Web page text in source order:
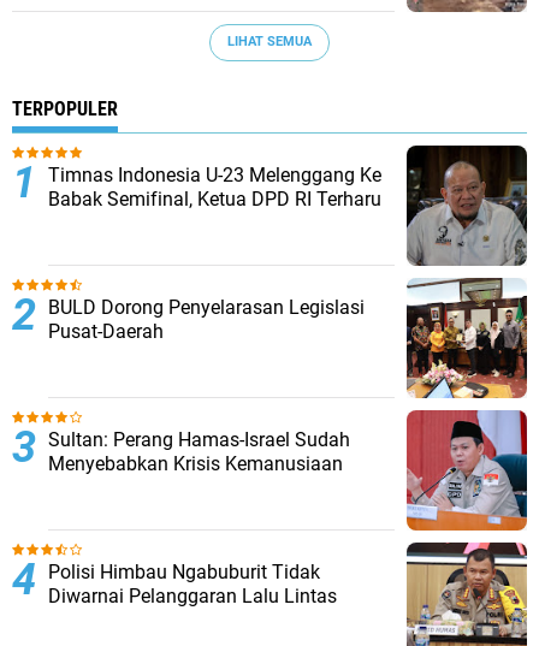
LIHAT SEMUA
TERPOPULER
Timnas Indonesia U-23 Melenggang Ke
Babak Semifinal, Ketua DPD RI Terharu
BULD Dorong Penyelarasan Legislasi
Pusat-Daerah
Sultan: Perang Hamas-Israel Sudah
Menyebabkan Krisis Kemanusiaan
Polisi Himbau Ngabuburit Tidak
Diwarnai Pelanggaran Lalu Lintas